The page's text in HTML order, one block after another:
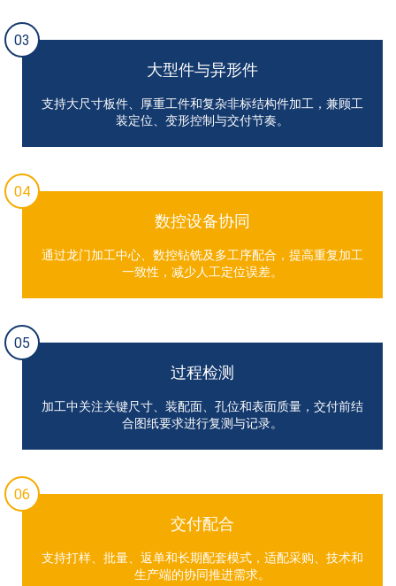
03
大型件与异形件
支持大尺寸板件、厚重工件和复杂非标结构件加工，兼顾工
装定位、变形控制与交付节奏。
04
数控设备协同
通过龙门加工中心、数控钻铣及多工序配合，提高重复加工
一致性，减少人工定位误差。
05
过程检测
加工中关注关键尺寸、装配面、孔位和表面质量，交付前结
合图纸要求进行复测与记录。
06
交付配合
支持打样、批量、返单和长期配套模式，适配采购、技术和
生产端的协同推进需求。